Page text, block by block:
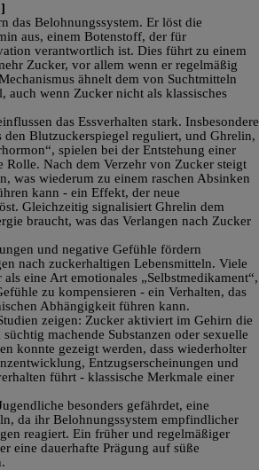
das Belohnungssystem. Er löst die
aus, einem Botenstoff, der für
verantwortlich ist. Dies führt zu einem
Zucker, vor allem wenn er regelmäßig
ähnelt dem von Suchtmitteln
wenn Zucker nicht als klassisches
das Essverhalten stark. Insbesondere
Blutzuckerspiegel reguliert, und Ghrelin,
spielen bei der Entstehung einer
Rolle. Nach dem Verzehr von Zucker steigt
was wiederum zu einem raschen Absinken
kann - ein Effekt, der neue
Gleichzeitig signalisiert Ghrelin dem
braucht, was das Verlangen nach Zucker
und negative Gefühle fördern
nach zuckerhaltigen Lebensmitteln. Viele
eine Art emotionales „Selbstmedikament“,
zu kompensieren - ein Verhalten, das
Abhängigkeit führen kann.
zeigen: Zucker aktiviert im Gehirn die
machende Substanzen oder sexuelle
konnte gezeigt werden, dass wiederholter
Entzugserscheinungen und
führt - klassische Merkmale einer
besonders gefährdet, eine
da ihr Belohnungssystem empfindlicher
reagiert. Ein früher und regelmäßiger
eine dauerhafte Prägung auf süße